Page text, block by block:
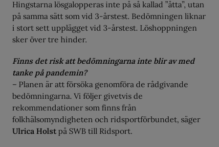
Hingstarna lösgalopperas inte på så kallad ”åtta”, utan
på samma sätt som vid 3-årstest. Bedömningen liknar
i stort sett upplägget vid 3-årstest. Löshoppningen
sker över tre hinder.
Finns det risk att bedömningarna inte blir av med
tanke på pandemin?
– Planen är att försöka genomföra de rådgivande
bedömningarna. Vi följer givetvis de
rekommendationer som finns från
folkhälsomyndigheten och ridsportförbundet, säger
Ulrica Holstpå SWB till Ridsport.